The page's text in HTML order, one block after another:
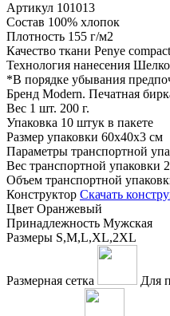
Артикул 101013
Состав 100% хлопок
Плотность 155 г/м2
Качество ткани Penye compact
Технология нанесения
*В порядке убывания
Бренд Modern. Печатная
Вес 1 шт. 200 г.
Упаковка 10 штук в пакете
Размер упаковки 60x40x3 см
Параметры транспортной
Вес транспортной упаковки
Объем транспортной
Конструктор Скачать
Цвет Оранжевый
Принадлежность Мужская
Размеры S,M,L,XL,2XL
Размерная сетка Для